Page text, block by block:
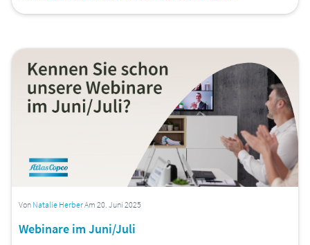
Von Natalie HerberAm 20. Juni 2025
Webinare im Juni/Juli